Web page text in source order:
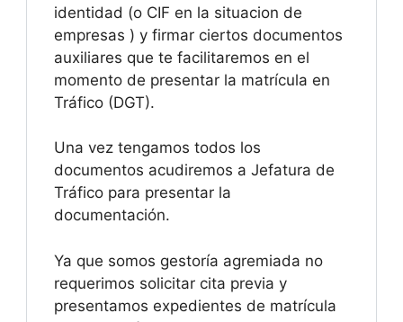
identidad (o CIF en la situacion de
empresas ) y firmar ciertos documentos
auxiliares que te facilitaremos en el
momento de presentar la matrícula en
Tráfico (DGT).
Una vez tengamos todos los
documentos acudiremos a Jefatura de
Tráfico para presentar la
documentación.
Ya que somos gestoría agremiada no
requerimos solicitar cita previa y
presentamos expedientes de matrícula